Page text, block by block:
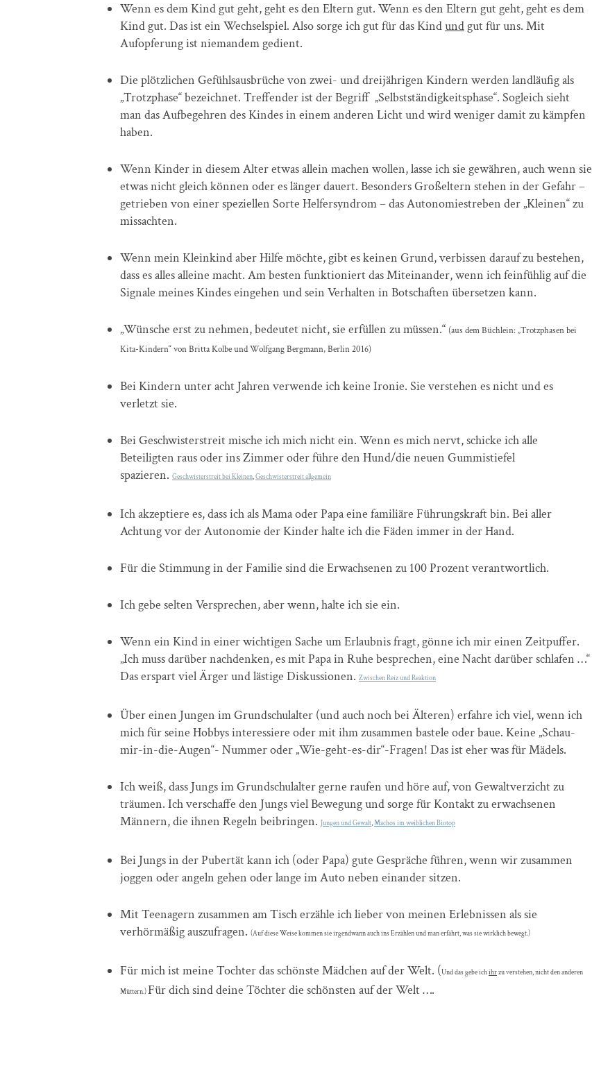
Wenn es dem Kind gut geht, geht es den Eltern gut. Wenn es den Eltern gut geht, geht es dem
Kind gut. Das ist ein Wechselspiel. Also sorge ich gut für das Kindundgut für uns. Mit
Aufopferung ist niemandem gedient.
Die plötzlichen Gefühlsausbrüche von zwei- und dreijährigen Kindern werden landläufig als
„Trotzphase“ bezeichnet. Treffender ist der Begriff „Selbstständigkeitsphase“. Sogleich sieht
man das Aufbegehren des Kindes in einem anderen Licht und wird weniger damit zu kämpfen
haben.
Wenn Kinder in diesem Alter etwas allein machen wollen, lasse ich sie gewähren, auch wenn sie
etwas nicht gleich können oder es länger dauert. Besonders Großeltern stehen in der Gefahr –
getrieben von einer speziellen Sorte Helfersyndrom – das Autonomiestreben der „Kleinen“ zu
missachten.
Wenn mein Kleinkind aber Hilfe möchte, gibt es keinen Grund, verbissen darauf zu bestehen,
dass es alles alleine macht. Am besten funktioniert das Miteinander, wenn ich feinfühlig auf die
Signale meines Kindes eingehen und sein Verhalten in Botschaften übersetzen kann.
„Wünsche erst zu nehmen, bedeutet nicht, sie erfüllen zu müssen.“ (aus dem Büchlein: „Trotzphasen bei
Kita-Kindern“ von Britta Kolbe und Wolfgang Bergmann, Berlin 2016)
Bei Kindern unter acht Jahren verwende ich keine Ironie. Sie verstehen es nicht und es
verletzt sie.
Bei Geschwisterstreit mische ich mich nicht ein. Wenn es mich nervt, schicke ich alle
Beteiligten raus oder ins Zimmer oder führe den Hund/die neuen Gummistiefel
spazieren. Geschwisterstreit bei Kleinen,Geschwisterstreit allgemein
Ich akzeptiere es, dass ich als Mama oder Papa eine familiäre Führungskraft bin. Bei aller
Achtung vor der Autonomie der Kinder halte ich die Fäden immer in der Hand.
Für die Stimmung in der Familie sind die Erwachsenen zu 100 Prozent verantwortlich.
Ich gebe selten Versprechen, aber wenn, halte ich sie ein.
Wenn ein Kind in einer wichtigen Sache um Erlaubnis fragt, gönne ich mir einen Zeitpuffer.
„Ich muss darüber nachdenken, es mit Papa in Ruhe besprechen, eine Nacht darüber schlafen …“
Das erspart viel Ärger und lästige Diskussionen. Zwischen Reiz und Reaktion
Über einen Jungen im Grundschulalter (und auch noch bei Älteren) erfahre ich viel, wenn ich
mich für seine Hobbys interessiere oder mit ihm zusammen bastele oder baue. Keine „Schau-
mir-in-die-Augen“- Nummer oder „Wie-geht-es-dir“-Fragen! Das ist eher was für Mädels.
Ich weiß, dass Jungs im Grundschulalter gerne raufen und höre auf, von Gewaltverzicht zu
träumen. Ich verschaffe den Jungs viel Bewegung und sorge für Kontakt zu erwachsenen
Männern, die ihnen Regeln beibringen.
Jungen und Gewalt,Machos im weiblichen Biotop
Bei Jungs in der Pubertät kann ich (oder Papa) gute Gespräche führen, wenn wir zusammen
joggen oder angeln gehen oder lange im Auto neben einander sitzen.
Mit Teenagern zusammen am Tisch erzähle ich lieber von meinen Erlebnissen als sie
verhörmäßig auszufragen. (Auf diese Weise kommen sie irgendwann auch ins Erzählen und man erfährt, was sie wirklich bewegt.)
Für mich ist meine Tochter das schönste Mädchen auf der Welt. (Und das gebe ichihrzu verstehen, nicht den anderen
Müttern.)Für dich sind deine Töchter die schönsten auf der Welt ….